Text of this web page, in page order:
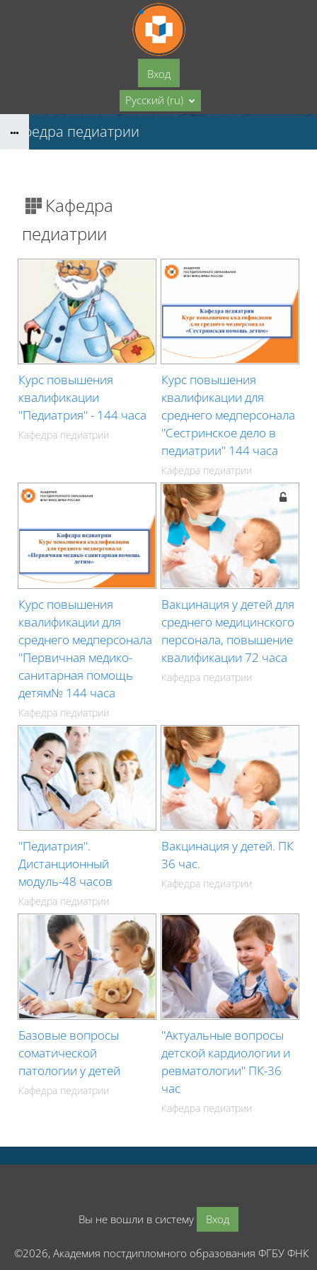
Перейти к основному содержанию
Вход
Русский ‎(ru)‎
Кафедра педиатрии
Кафедра
педиатрии
Курс повышения
квалификации
"Педиатрия" - 144 часа
Кафедра педиатрии
Курс повышения
квалификации для
среднего медперсонала
"Сестринское дело в
педиатрии" 144 часа
Кафедра педиатрии
Курс повышения
квалификации для
среднего медперсонала
"Первичная медико-
санитарная помощь
детям№ 144 часа
Кафедра педиатрии
Вакцинация у детей для
среднего медицинского
персонала, повышение
квалификации 72 часа
Кафедра педиатрии
"Педиатрия".
Дистанционный
модуль-48 часов
Кафедра педиатрии
Вакцинация у детей. ПК
36 час.
Кафедра педиатрии
Базовые вопросы
соматической
патологии у детей
Кафедра педиатрии
"Актуальные вопросы
детской кардиологии и
ревматологии" ПК-36
час
Кафедра педиатрии
Вы не вошли в систему Вход
©2026, Академия постдипломного образования ФГБУ